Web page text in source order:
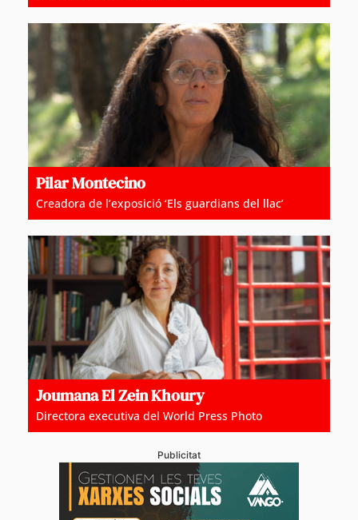
Pilar Montecino
Creadora de l’exposició ‘Els guardians del llac’
Joumana El Zein Khoury
Directora executiva del World Press Photo
Publicitat